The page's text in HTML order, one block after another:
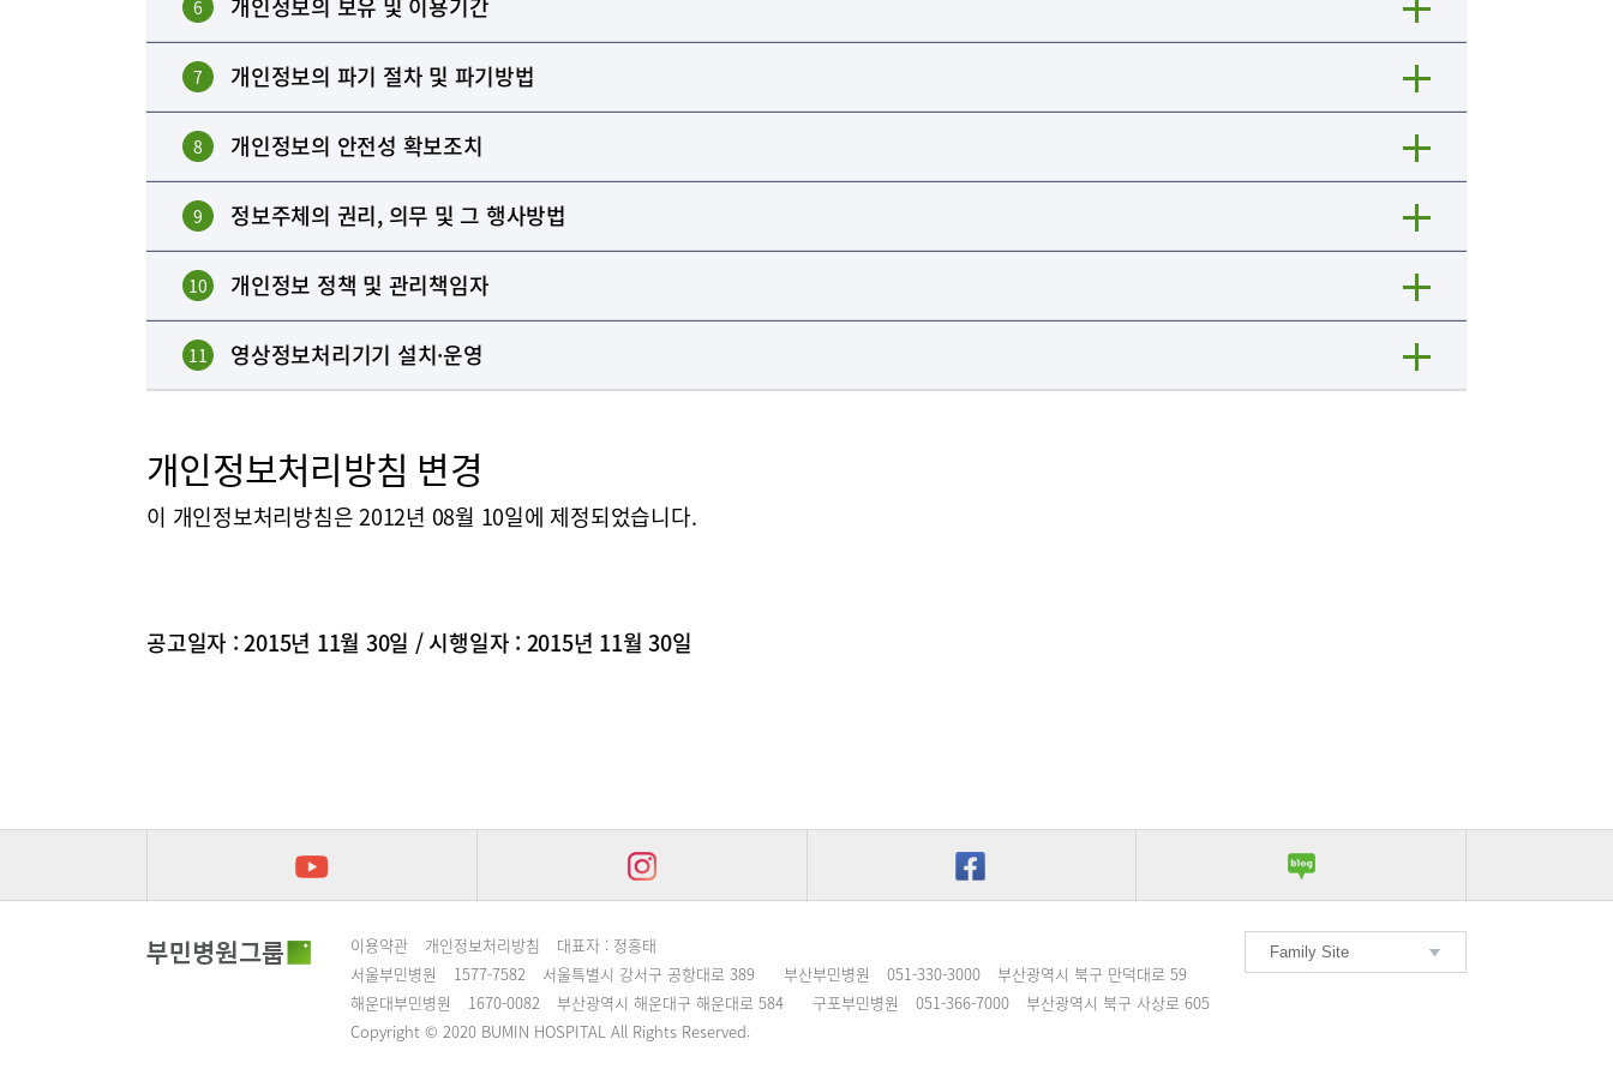
6 개인정보의 보유 및 이용기간
7 개인정보의 파기 절차 및 파기방법
8 개인정보의 안전성 확보조치
9 정보주체의 권리, 의무 및 그 행사방법
10 개인정보 정책 및 관리책임자
11 영상정보처리기기 설치·운영
개인정보처리방침 변경
이 개인정보처리방침은 2012년 08월 10일에 제정되었습니다.
공고일자 : 2015년 11월 30일 / 시행일자 : 2015년 11월 30일
이용약관 개인정보처리방침
대표자 : 정흥태
서울부민병원
1577-7582 서울특별시 강서구 공항대로 389 부산부민병원 051-330-3000
부산광역시 북구 만덕대로 59
해운대부민병원
1670-0082 부산광역시 해운대구 해운대로 584 구포부민병원 051-366-7000
부산광역시 북구 사상로 605
Copyright © 2020 BUMIN HOSPITAL All Rights Reserved.
Family Site
서울부민병원